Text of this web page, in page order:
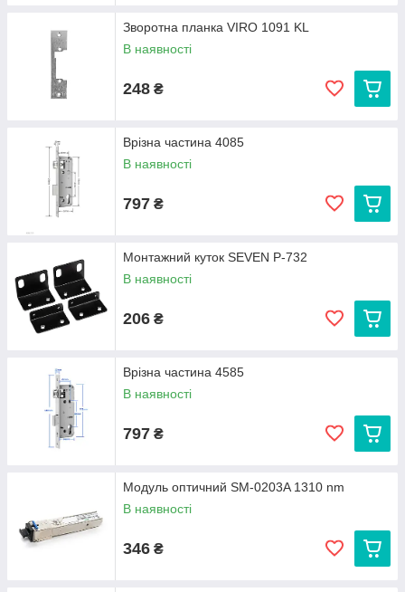
Зворотна планка VIRO 1091 KL
В наявності
248 ₴
Врізна частина 4085
В наявності
797 ₴
Монтажний куток SEVEN P-732
В наявності
206 ₴
Врізна частина 4585
В наявності
797 ₴
Модуль оптичний SM-0203A 1310 nm
В наявності
346 ₴